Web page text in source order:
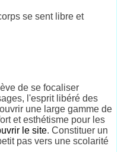
se sent libre et
de se focaliser
l'esprit libéré des
une large gamme de
et esthétisme pour les
le site. Constituer un
pas vers une scolarité